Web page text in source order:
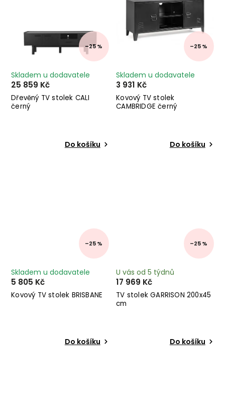
–25 %
Dřevěný TV stolek CALI
černý
Skladem u dodavatele
25 859 Kč
Do košíku
–25 %
Kovový TV stolek
CAMBRIDGE černý
Skladem u dodavatele
3 931 Kč
Do košíku
–25 %
Kovový TV stolek BRISBANE
Skladem u dodavatele
5 805 Kč
Do košíku
–25 %
TV stolek GARRISON 200x45
cm
U vás od 5 týdnů
17 969 Kč
Do košíku